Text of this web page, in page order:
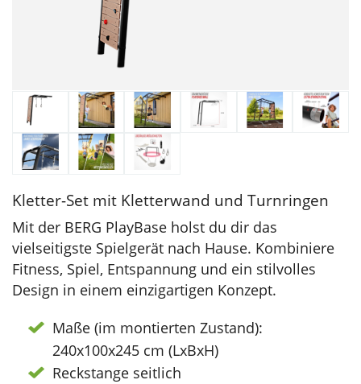
Kletter-Set mit Kletterwand und Turnringen
Mit der BERG PlayBase holst du dir das
vielseitigste Spielgerät nach Hause. Kombiniere
Fitness, Spiel, Entspannung und ein stilvolles
Design in einem einzigartigen Konzept.
Maße (im montierten Zustand):
240x100x245 cm (LxBxH)
Reckstange seitlich